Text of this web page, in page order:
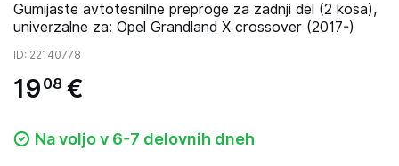
Gumijaste avtotesnilne preproge za zadnji del (2 kosa),
univerzalne za: Opel Grandland X crossover (2017-)
ID: 22140778
19 08 €
Na voljo v 6-7 delovnih dneh